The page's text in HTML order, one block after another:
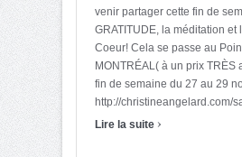
venir partager cette fin de
GRATITUDE, la méditation et
Coeur! Cela se passe au
MONTRÉAL( à un prix TRÈS
fin de semaine du 27 au 29
http://christineangelard.com/
Lire la suite ›